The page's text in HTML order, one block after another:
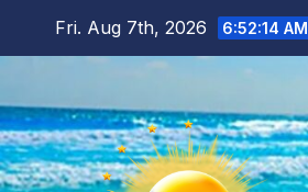
Fri. Aug 7th, 2026 6:52:15 AM